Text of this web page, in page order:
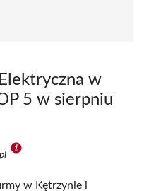
w
5 w sierpniu
w Kętrzynie i